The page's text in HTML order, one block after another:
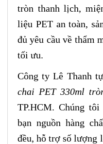
tròn thanh lịch,
liệu PET an toàn,
đủ yêu cầu về thẩm
tối ưu.
Công ty Lê Thanh
chai PET 330ml
TP.HCM. Chúng
bạn nguồn hàng
đều, hỗ trợ số lượng